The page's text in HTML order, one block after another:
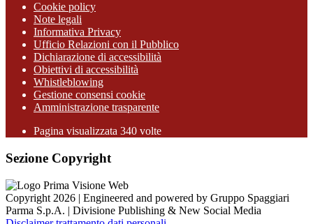
Cookie policy
Note legali
Informativa Privacy
Ufficio Relazioni con il Pubblico
Dichiarazione di accessibilità
Obiettivi di accessibilità
Whistleblowing
Gestione consensi cookie
Amministrazione trasparente
Pagina visualizzata 340 volte
Sezione Copyright
Copyright 2026 | Engineered and powered by Gruppo Spaggiari
Parma S.p.A. | Divisione Publishing & New Social Media